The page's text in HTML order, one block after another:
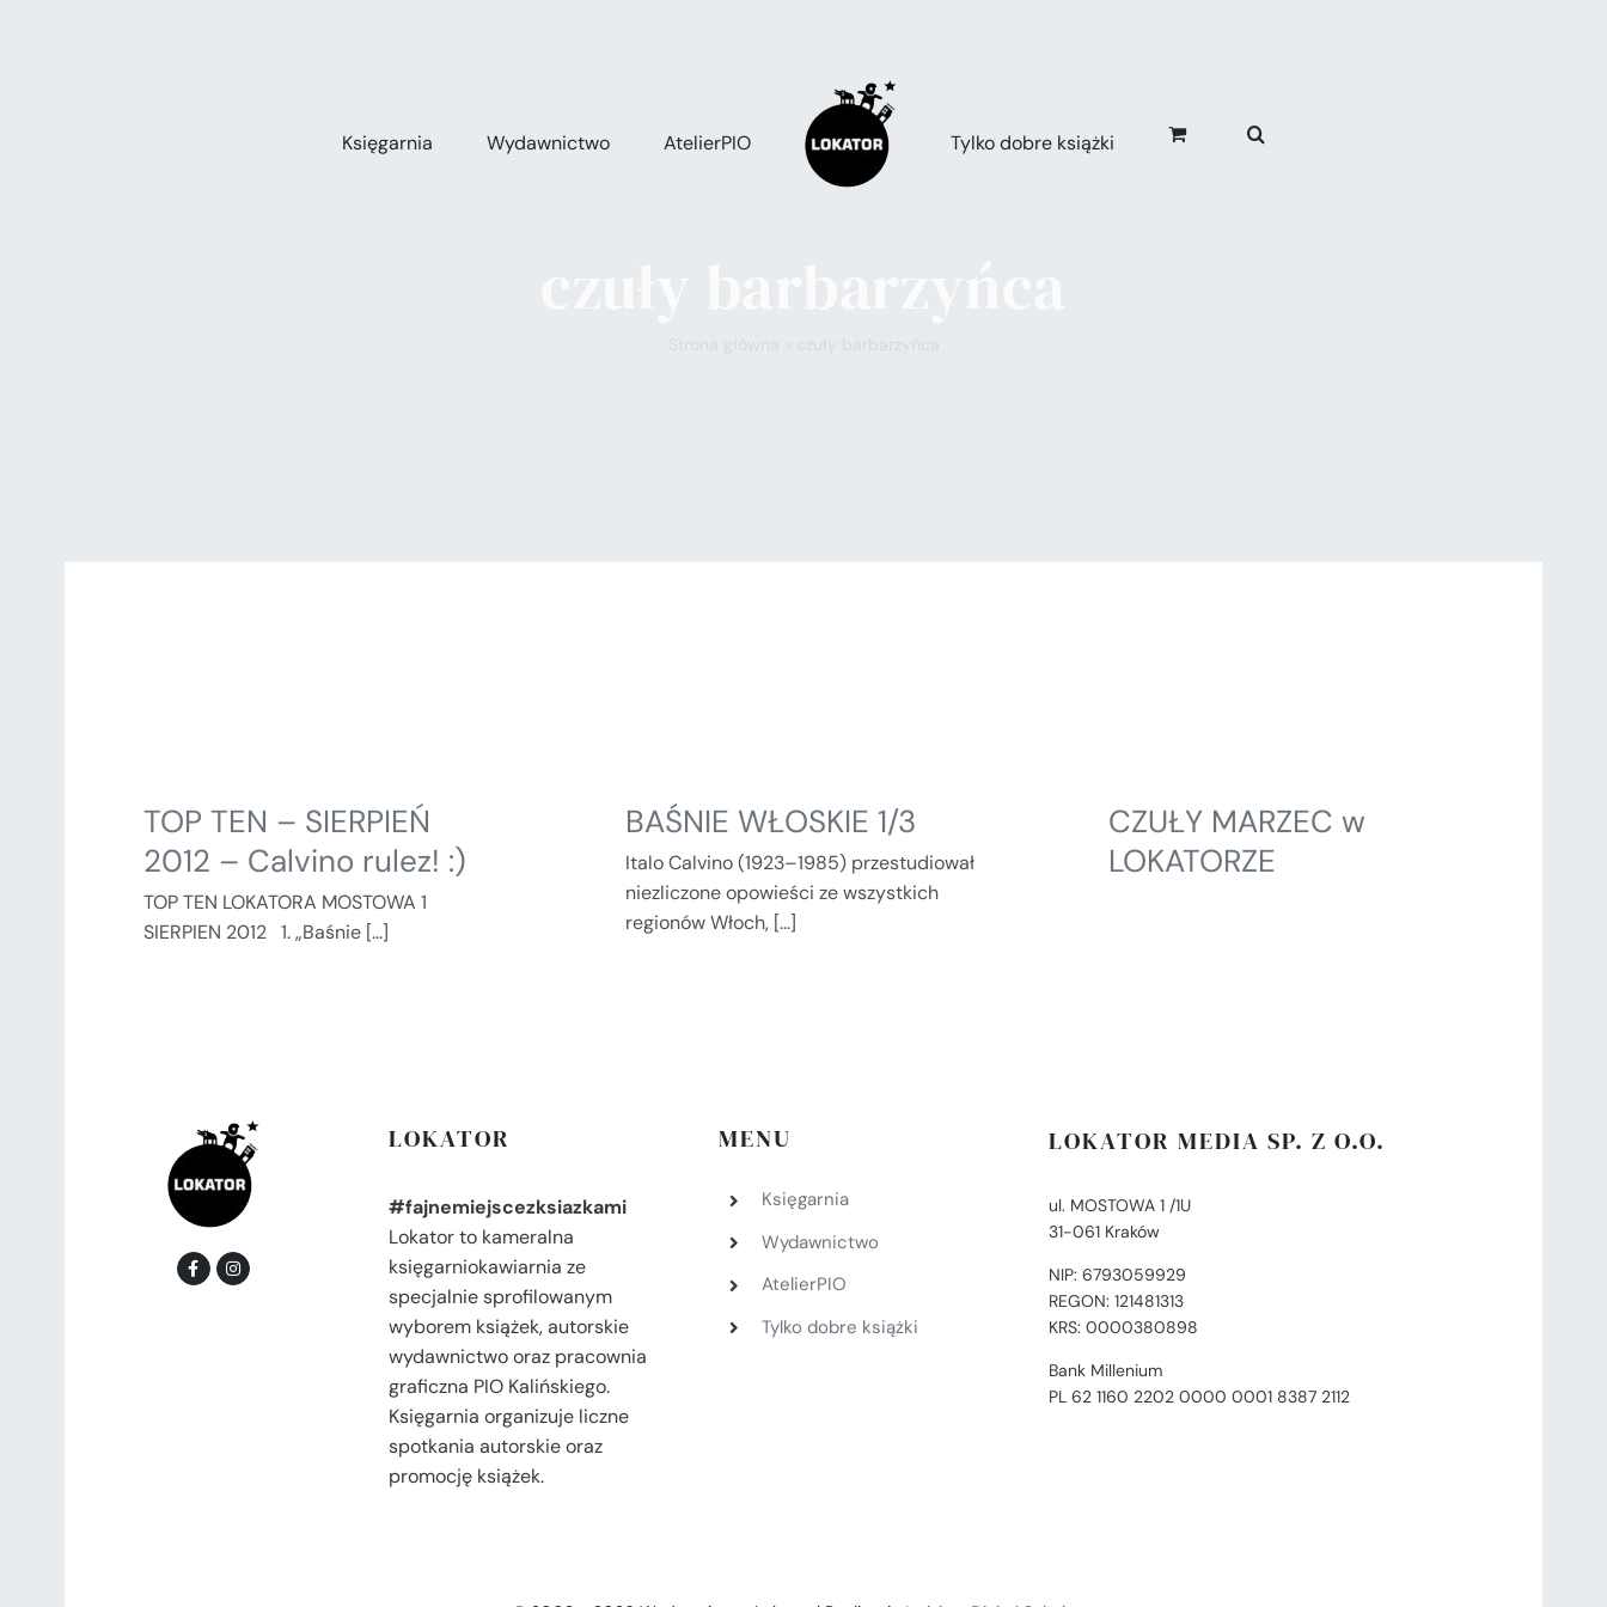
Księgarnia
Wydawnictwo AtelierPIO Tylko dobre książki
TOP TEN – SIERPIEŃ
2012 – Calvino rulez! :)
TOP TEN LOKATORA MOSTOWA 1
SIERPIEN 2012 1. „Baśnie [...]
BAŚNIE WŁOSKIE 1/3
Italo Calvino (1923–1985) przestudiował
niezliczone opowieści ze wszystkich
regionów Włoch, [...]
CZUŁY MARZEC w
LOKATORZE
LOKATOR
#fajnemiejscezksiazkami
Lokator to kameralna
księgarniokawiarnia ze
specjalnie sprofilowanym
wyborem książek, autorskie
wydawnictwo oraz pracownia
graficzna PIO Kalińskiego.
Księgarnia organizuje liczne
spotkania autorskie oraz
promocję książek.
MENU
Księgarnia
Wydawnictwo
AtelierPIO
Tylko dobre książki
LOKATOR MEDIA SP. Z O.O.
ul. MOSTOWA 1 /1U
31-061 Kraków
NIP: 6793059929
REGON: 121481313
KRS: 0000380898
Bank Millenium
PL 62 1160 2202 0000 0001 8387 2112